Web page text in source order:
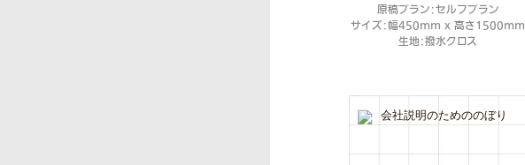
原稿プラン：セルフプラン
サイズ：幅450mm x 高さ1500mm
生地：撥水クロス